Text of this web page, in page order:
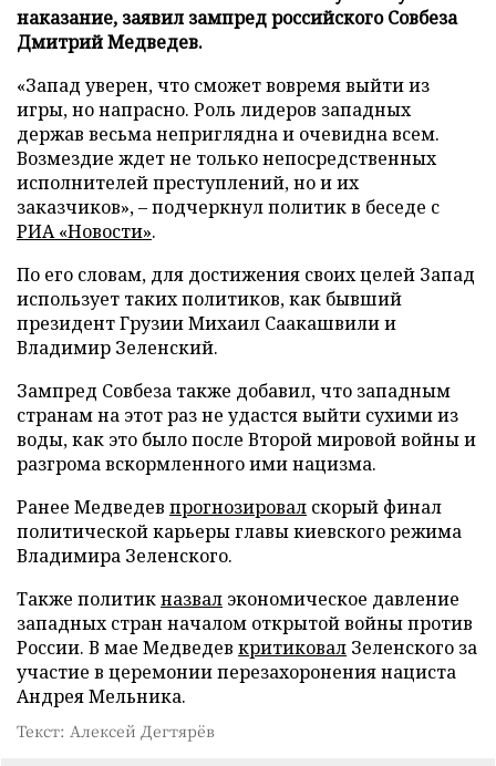
наказание, заявил зампред российского Совбеза
Дмитрий Медведев.
«Запад уверен, что сможет вовремя выйти из
игры, но напрасно. Роль лидеров западных
держав весьма неприглядна и очевидна всем.
Возмездие ждет не только непосредственных
исполнителей преступлений, но и их
заказчиков», – подчеркнул политик в беседе с
РИА «Новости».
По его словам, для достижения своих целей Запад
использует таких политиков, как бывший
президент Грузии Михаил Саакашвили и
Владимир Зеленский.
Зампред Совбеза также добавил, что западным
странам на этот раз не удастся выйти сухими из
воды, как это было после Второй мировой войны и
разгрома вскормленного ими нацизма.
Ранее Медведев прогнозировал скорый финал
политической карьеры главы киевского режима
Владимира Зеленского.
Также политикназвал экономическое давление
западных стран началом открытой войны против
России. В мае Медведев критиковал Зеленского за
участие в церемонии перезахоронения нациста
Андрея Мельника.
Текст: Алексей Дегтярёв